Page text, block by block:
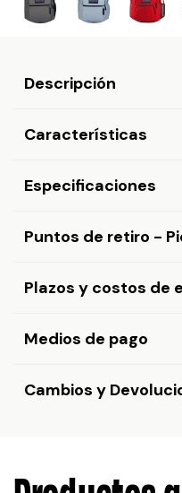
Descripción
Características
Especificaciones
Puntos de retiro -
Plazos y costos de
Medios de pago
Cambios y